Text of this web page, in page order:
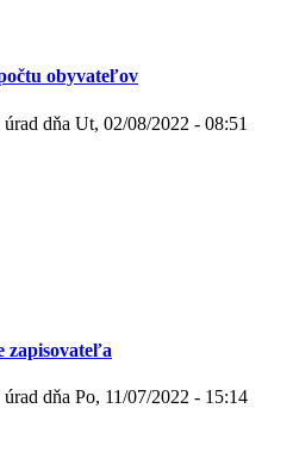
obyvateľov
dňa Ut, 02/08/2022 - 08:51
zapisovateľa
dňa Po, 11/07/2022 - 15:14